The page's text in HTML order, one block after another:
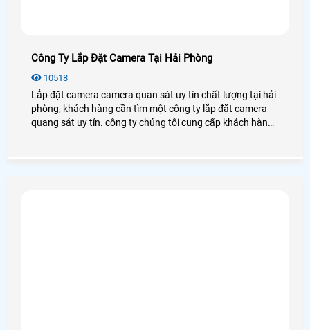
Công Ty Lắp Đặt Camera Tại Hải Phòng
10518
Lắp đặt camera camera quan sát uy tín chất lượng tại hải
phòng, khách hàng cần tìm một công ty lắp đặt camera
quang sát uy tín. công ty chúng tôi cung cấp khách hàng